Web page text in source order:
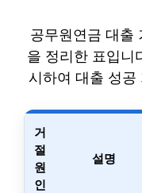
공무원연금 대출
을 정리한 표입니
시하여 대출 성공
거
절
원
인
설명